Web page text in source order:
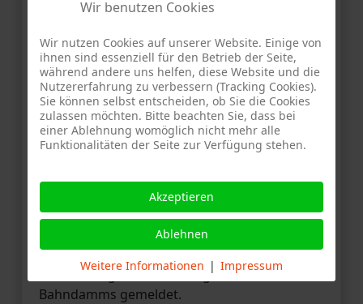
AF 27. Juni 2026
Bericht der Feuerwehr Stuttgart-
Stammheim vom 27.06.2026
Unklare Rauchentwicklung
Die Integrierte Leitstelle Stuttgart (ILS)
alarmierte am Samstagabend um kurz nach
20:30 Uhr Kräfte der Berufsfeuerwehrwache 4
aus Feuerbach sowie von der Freiwilligen
Feuerwehr Stammheim. Ein Anrufer hatte eine
Rauchentwicklung aus dem Bereich der
Gartenanlagen und des angrenzenden
Bahndamms gemeldet.
Wir benutzen Cookies
Wir nutzen Cookies auf unserer Website. Einige von
ihnen sind essenziell für den Betrieb der Seite,
während andere uns helfen, diese Website und die
Nutzererfahrung zu verbessern (Tracking Cookies).
Sie können selbst entscheiden, ob Sie die Cookies
zulassen möchten. Bitte beachten Sie, dass bei
einer Ablehnung womöglich nicht mehr alle
Funktionalitäten der Seite zur Verfügung stehen.
Akzeptieren
Ablehnen
Weitere Informationen | Impressum